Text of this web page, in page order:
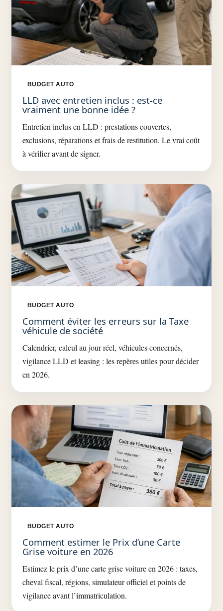
BUDGET AUTO
LLD avec entretien inclus : est-ce
vraiment une bonne idée ?
Entretien inclus en LLD : prestations couvertes,
exclusions, réparations et frais de restitution. Le vrai coût
à vérifier avant de signer.
BUDGET AUTO
Comment éviter les erreurs sur la Taxe
véhicule de société
Calendrier, calcul au jour réel, véhicules concernés,
vigilance LLD et leasing : les repères utiles pour décider
en 2026.
BUDGET AUTO
Comment estimer le Prix d’une Carte
Grise voiture en 2026
Estimez le prix d’une carte grise voiture en 2026 : taxes,
cheval fiscal, régions, simulateur officiel et points de
vigilance avant l’immatriculation.